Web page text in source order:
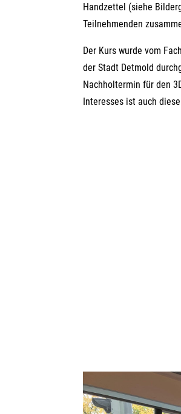
Handzettel (siehe
Teilnehmenden
Der Kurs wurde vom
der Stadt Detmold
Nachholtermin für den
Interesses ist auch